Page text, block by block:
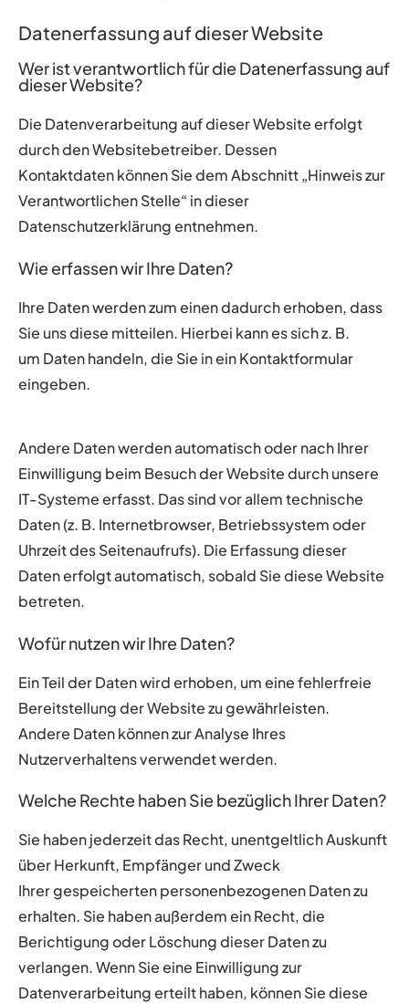
Datenerfassung auf dieser Website
Wer ist verantwortlich für die Datenerfassung auf
dieser Website?
Die Datenverarbeitung auf dieser Website erfolgt
durch den Websitebetreiber. Dessen
Kontaktdaten können Sie dem Abschnitt „Hinweis zur
Verantwortlichen Stelle“ in dieser
Datenschutzerklärung entnehmen.
Wie erfassen wir Ihre Daten?
Ihre Daten werden zum einen dadurch erhoben, dass
Sie uns diese mitteilen. Hierbei kann es sich z. B.
um Daten handeln, die Sie in ein Kontaktformular
eingeben.
Andere Daten werden automatisch oder nach Ihrer
Einwilligung beim Besuch der Website durch unsere
IT-Systeme erfasst. Das sind vor allem technische
Daten (z. B. Internetbrowser, Betriebssystem oder
Uhrzeit des Seitenaufrufs). Die Erfassung dieser
Daten erfolgt automatisch, sobald Sie diese Website
betreten.
Wofür nutzen wir Ihre Daten?
Ein Teil der Daten wird erhoben, um eine fehlerfreie
Bereitstellung der Website zu gewährleisten.
Andere Daten können zur Analyse Ihres
Nutzerverhaltens verwendet werden.
Welche Rechte haben Sie bezüglich Ihrer Daten?
Sie haben jederzeit das Recht, unentgeltlich Auskunft
über Herkunft, Empfänger und Zweck
Ihrer gespeicherten personenbezogenen Daten zu
erhalten. Sie haben außerdem ein Recht, die
Berichtigung oder Löschung dieser Daten zu
verlangen. Wenn Sie eine Einwilligung zur
Datenverarbeitung erteilt haben, können Sie diese